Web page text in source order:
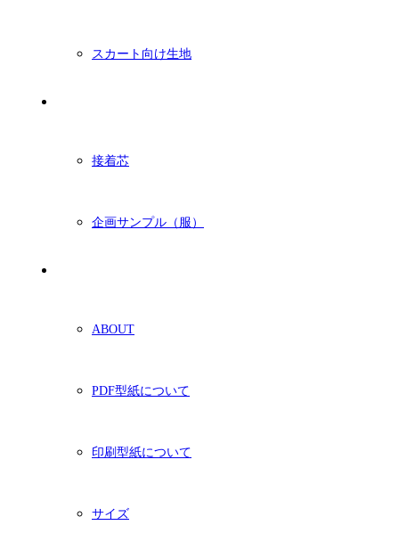
スカート向け生地
接着芯
企画サンプル（服）
ABOUT
PDF型紙について
印刷型紙について
サイズ